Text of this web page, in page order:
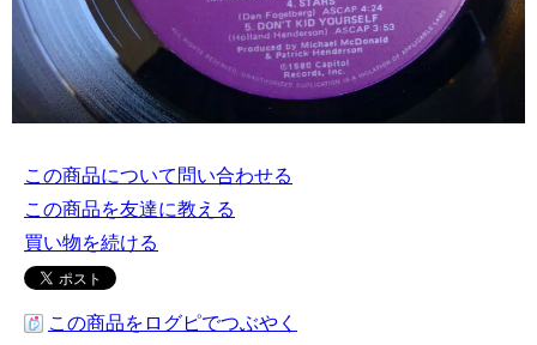
この商品について問い合わせる
この商品を友達に教える
買い物を続ける
この商品をログピでつぶやく